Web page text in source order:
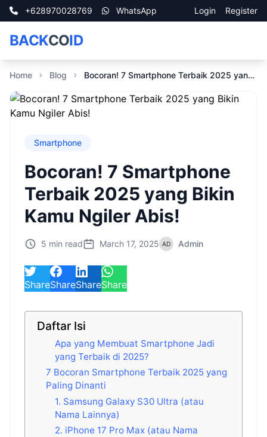
+628970028769 WhatsApp Login Register
BACKCOID
Home Blog Bocoran! 7 Smartphone Terbaik 2025 yang Bikin Kamu Ngiler Abis!
Smartphone
Bocoran! 7 Smartphone
Terbaik 2025 yang Bikin
Kamu Ngiler Abis!
5 min read March 17, 2025 Admin
ShareShareShareShare
Daftar Isi
Apa yang Membuat Smartphone Jadi
yang Terbaik di 2025?
7 Bocoran Smartphone Terbaik 2025 yang
Paling Dinanti
1. Samsung Galaxy S30 Ultra (atau
Nama Lainnya)
2. iPhone 17 Pro Max (atau Nama